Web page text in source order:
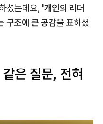
셨는데요, '개인의 리더
구조에 큰 공감을 표하셨
은 질문, 전혀